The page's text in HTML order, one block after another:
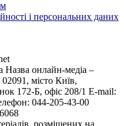
і персональних даних
Назва онлайн-медіа –
місто Київ,
172-Б, офіс 208/1 E-mail:
044-205-43-00